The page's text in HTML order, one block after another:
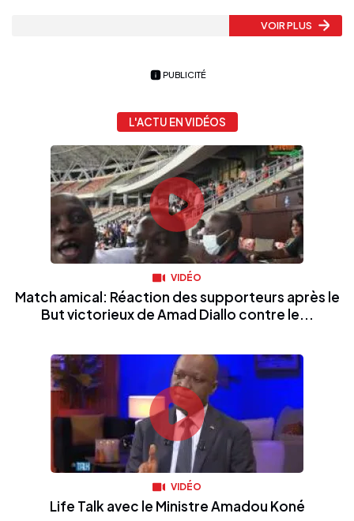
VOIR PLUS
PUBLICITÉ
L'ACTU EN VIDÉOS
VIDÉO
Match amical: Réaction des supporteurs après le
But victorieux de Amad Diallo contre le...
VIDÉO
Life Talk avec le Ministre Amadou Koné